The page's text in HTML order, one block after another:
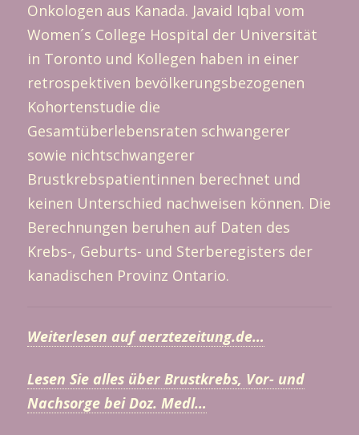
Onkologen aus Kanada. Javaid Iqbal vom
Women´s College Hospital der Universität
in Toronto und Kollegen haben in einer
retrospektiven bevölkerungsbezogenen
Kohortenstudie die
Gesamtüberlebensraten schwangerer
sowie nichtschwangerer
Brustkrebspatientinnen berechnet und
keinen Unterschied nachweisen können. Die
Berechnungen beruhen auf Daten des
Krebs-, Geburts- und Sterberegisters der
kanadischen Provinz Ontario.
Weiterlesen auf aerztezeitung.de…
Lesen Sie alles über Brustkrebs, Vor- und
Nachsorge bei Doz. Medl…